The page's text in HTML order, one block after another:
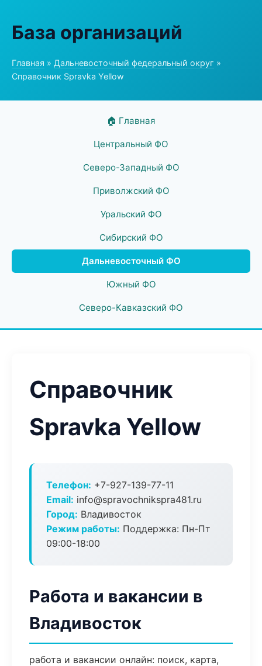
База организаций
Главная » Дальневосточный федеральный округ »
Справочник Spravka Yellow
🏠 Главная
Центральный ФО
Северо-Западный ФО
Приволжский ФО
Уральский ФО
Сибирский ФО
Дальневосточный ФО
Южный ФО
Северо-Кавказский ФО
Справочник
Spravka Yellow
Телефон: +7-927-139-77-11
Email: info@spravochnikspra481.ru
Город: Владивосток
Режим работы: Поддержка: Пн-Пт
09:00-18:00
Работа и вакансии в
Владивосток
работа и вакансии онлайн: поиск, карта,